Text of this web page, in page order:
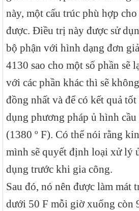
này, một cấu trúc phù hợp
được. Điều trị này được sử
bộ phận với hình dạng đơn
4130 sao cho một số phần sẽ
với các phần khác thì sẽ
đồng nhất và để có kết quả tốt
dụng phương pháp ủ hình cầu
(1380 º F). Có thể nói rằng
mình sẽ quyết định loại xử lý
dụng trước khi gia công.
Sau đó, nó nên được làm mát
dưới 50 F mỗi giờ xuống còn